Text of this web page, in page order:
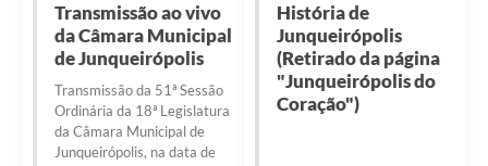
Agenda de Eventos
Telefones Úteis
Transmissão ao vivo
da Câmara Municipal
de Junqueirópolis
Transmissão da 51ª Sessão
Ordinária da 18ª Legislatura
da Câmara Municipal de
Junqueirópolis, na data de
História de
Junqueirópolis
(Retirado da página
"Junqueirópolis do
Coração")